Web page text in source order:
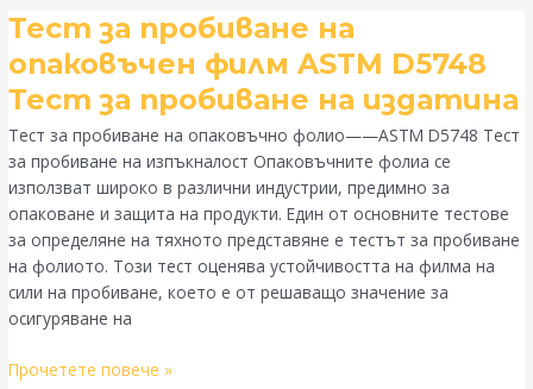
Тест за пробиване на
опаковъчен филм ASTM D5748
Тест за пробиване на издатина
Тест за пробиване на опаковъчно фолио——ASTM D5748 Тест
за пробиване на изпъкналост Опаковъчните фолиа се
използват широко в различни индустрии, предимно за
опаковане и защита на продукти. Един от основните тестове
за определяне на тяхното представяне е тестът за пробиване
на фолиото. Този тест оценява устойчивостта на филма на
сили на пробиване, което е от решаващо значение за
осигуряване на
Тест
пробиване
на
опаковъчен
ASTM
пробиване
издатина
Прочетете повече »